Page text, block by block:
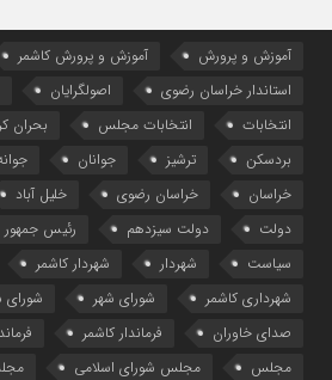
آموزش و پرورش آموزش و پرورش کاشمر
استاندار خراسان رضوی
اصولگرایان
انتخابات
انتخابات مجلس بحران
بردسکن
ترشیز جوانان
خراسان
خراسان رضوی خلیل آباد
دولت
دولت سیزدهم رئیس جمهور
سیاست
شهردار شهردار کاشمر
شهرداری کاشمر
شورای شهر
شورای
صدای خاوران
فرماندار کاشمر
مجلس
مجلس شورای اسلامی